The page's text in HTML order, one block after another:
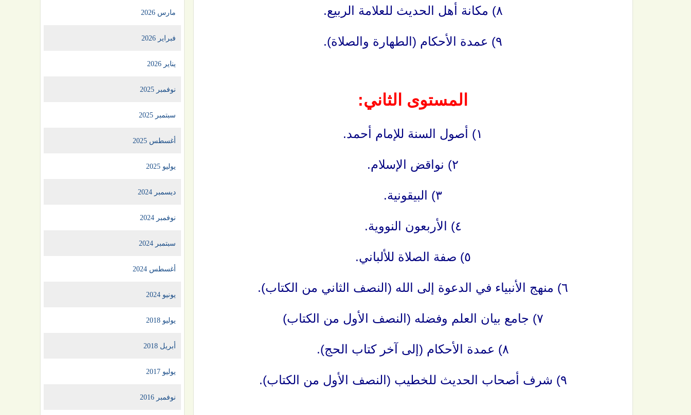
٨) مكانة أهل الحديث للعلامة الربيع.
٩) عمدة الأحكام (الطهارة والصلاة).
المستوى الثاني:
١) أصول السنة للإمام أحمد.
٢) نواقض الإسلام.
٣) البيقونية.
٤) الأربعون النووية.
٥) صفة الصلاة للألباني.
٦) منهج الأنبياء في الدعوة إلى الله (النصف الثاني من الكتاب).
٧) جامع بيان العلم وفضله (النصف الأول من الكتاب)
٨) عمدة الأحكام (إلى آخر كتاب الحج).
٩) شرف أصحاب الحديث للخطيب (النصف الأول من الكتاب).
مارس 2026
فبراير 2026
يناير 2026
نوفمبر 2025
سبتمبر 2025
أغسطس 2025
يوليو 2025
ديسمبر 2024
نوفمبر 2024
سبتمبر 2024
أغسطس 2024
يونيو 2024
يوليو 2018
أبريل 2018
يوليو 2017
نوفمبر 2016